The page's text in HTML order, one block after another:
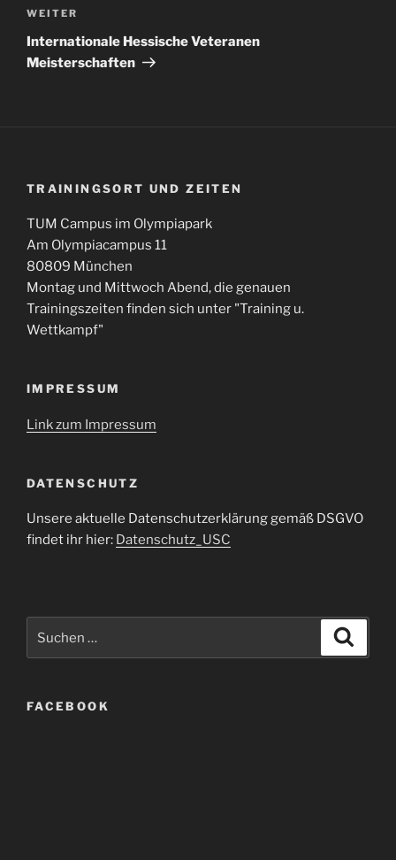
Nächster
Beitrag
WEITER
Internationale Hessische Veteranen
Meisterschaften
TRAININGSORT UND ZEITEN
TUM Campus im Olympiapark
Am Olympiacampus 11
80809 München
Montag und Mittwoch Abend, die genauen
Trainingszeiten finden sich unter "Training u.
Wettkampf"
IMPRESSUM
Link zum Impressum
DATENSCHUTZ
Unsere aktuelle Datenschutzerklärung gemäß DSGVO
findet ihr hier: Datenschutz_USC
nach:
FACEBOOK